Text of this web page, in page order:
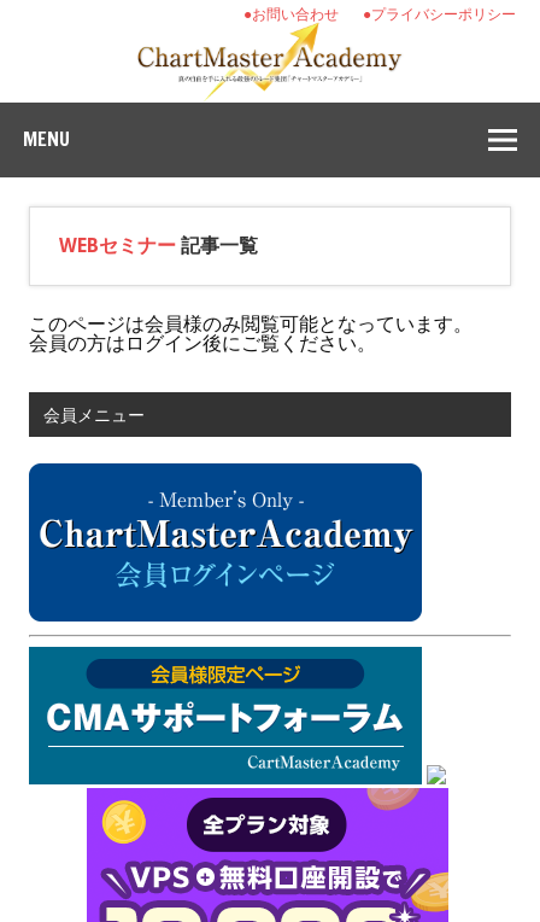
●プライバシーポリシー
●お問い合わせ
MENU
WEBセミナー 記事一覧
このページは会員様のみ閲覧可能となっています。
会員の方はログイン後にご覧ください。
会員メニュー